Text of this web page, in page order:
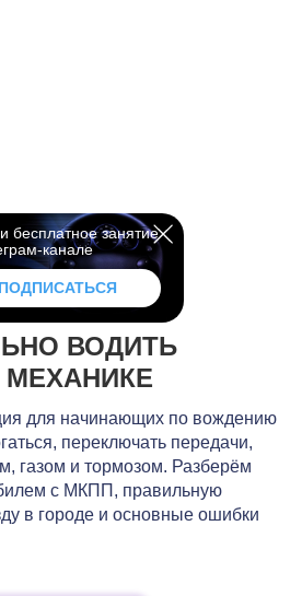
ВОДИТЬ
для начинающих по вождению
переключать передачи,
газом и тормозом. Разберём
с МКПП, правильную
в городе и основные ошибки
бесплатное занятие
канале
ПОДПИСАТЬСЯ